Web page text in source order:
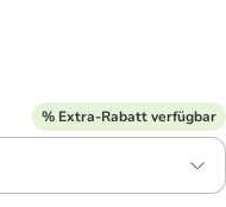
% Extra-Rabatt verfügbar